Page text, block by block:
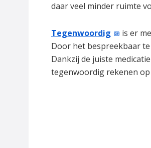
daar veel minder ruimte
Tegenwoordig
is er
Door het bespreekbaar
Dankzij de juiste
tegenwoordig rekenen